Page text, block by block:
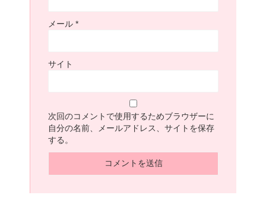
メール *
サイト
次回のコメントで使用するためブラウザーに
自分の名前、メールアドレス、サイトを保存
する。